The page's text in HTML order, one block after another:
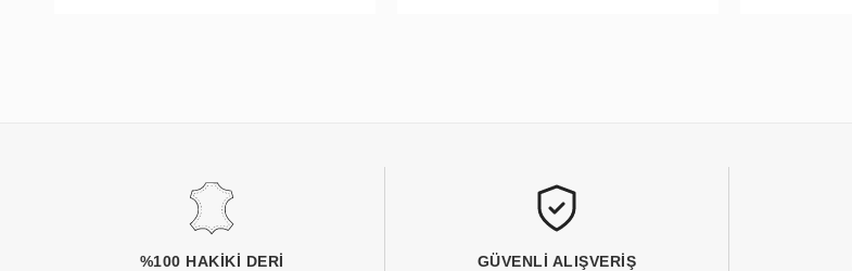
%100 HAKIKI DERI GÜVENLI ALIŞVERIŞ